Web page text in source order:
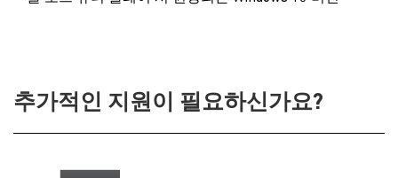
추가적인 지원이 필요하신가요?